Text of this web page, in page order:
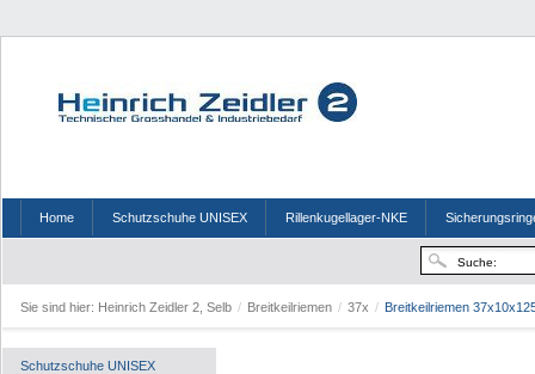
Home Schutzschuhe UNISEX Rillenkugellager-NKE
Sie sind hier: Heinrich Zeidler 2, Selb / Breitkeilriemen / 37x / Breitkeilriemen
Schutzschuhe UNISEX